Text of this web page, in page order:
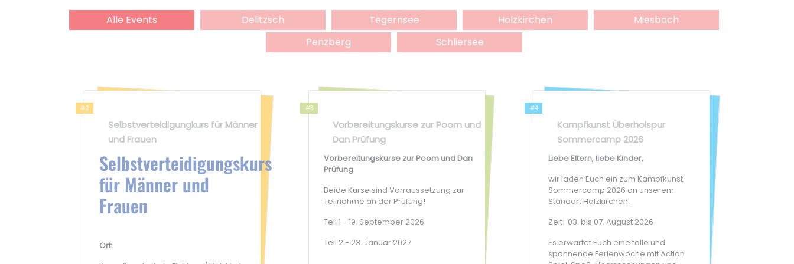
Alle Events Delitzsch Tegernsee Holzkirchen
Miesbach
Penzberg
Schliersee
#2
Selbstverteidigungkurs für Männer
und Frauen
Selbstverteidigungskurs
für Männer und
Frauen
Ort:
#3
Vorbereitungskurse zur Poom und
Dan Prüfung
Vorbereitungskurse zur Poom und Dan
Prüfung
Beide Kurse sind Vorraussetzung zur
Teilnahme an der Prüfung!
Teil 1 - 19. September 2026
Teil 2 - 23. Januar 2027
#4
Kampfkunst Überholspur
Sommercamp 2026
Liebe Eltern, liebe Kinder,
wir laden Euch ein zum Kampfkunst
Sommercamp 2026 an unserem
Standort Holzkirchen.
Zeit: 03. bis 07. August 2026
Es erwartet Euch eine tolle und
spannende Ferienwoche mit Action